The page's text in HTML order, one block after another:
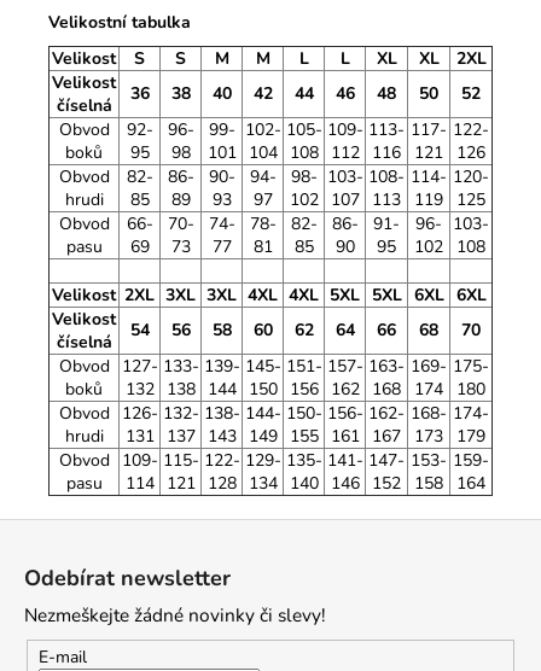
Velikostní tabulka
Velikost
S S M M L L XL XL
2XL
Velikost
číselná
36 38 40 42 44 46 48 50
52
Obvod
boků
92-
95
96-
98
99-
101
102-
104
105-
108
109-
112
113-
116
117-
121
122-
126
Obvod
hrudi
82-
85
86-
89
90-
93
94-
97
98-
102
103-
107
108-
113
114-
119
120-
125
Obvod
pasu
66-
69
70-
73
74-
77
78-
81
82-
85
86-
90
91-
95
96-
102
103-
108
Velikost 2XL 3XL 3XL 4XL 4XL 5XL 5XL 6XL 6XL
Velikost
číselná
54 56 58 60 62 64 66 68
70
Obvod
boků
127-
132
133-
138
139-
144
145-
150
151-
156
157-
162
163-
168
169-
174
175-
180
Obvod
hrudi
126-
131
132-
137
138-
143
144-
149
150-
155
156-
161
162-
167
168-
173
174-
179
Obvod
pasu
109-
114
115-
121
122-
128
129-
134
135-
140
141-
146
147-
152
153-
158
159-
164
Odebírat newsletter
Nezmeškejte žádné novinky či slevy!
E-mail